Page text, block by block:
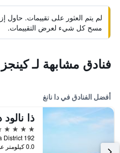
لم يتم العثور على تقييمات. حاول
مسح كل شيء لعرض التقييمات.
فنادق مشابهة لـ
أفضل الفنادق في دا نانغ
ذا نالود
5 نجوم
0.0 كيلومتر عن وسط المدينة